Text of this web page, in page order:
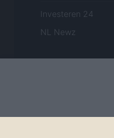
Investeren 24
NL Newz